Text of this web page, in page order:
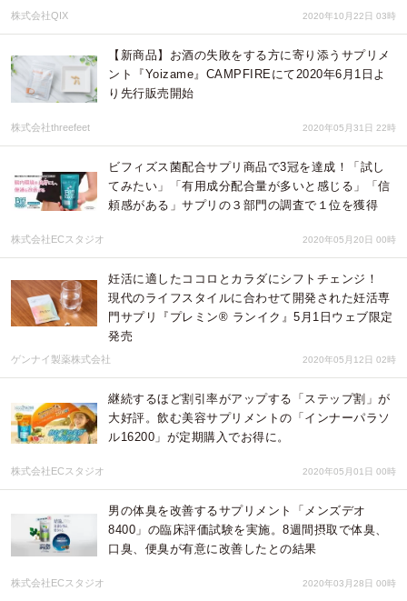
株式会社QIX 2020年10月22日 03時
【新商品】お酒の失敗をする方に寄り添うサプリメ
ント『Yoizame』CAMPFIREにて2020年6月1日よ
り先行販売開始
株式会社threefeet 2020年05月31日 22時
ビフィズス菌配合サプリ商品で3冠を達成！「試し
てみたい」「有用成分配合量が多いと感じる」「信
頼感がある」サプリの３部門の調査で１位を獲得
株式会社ECスタジオ 2020年05月20日 00時
妊活に適したココロとカラダにシフトチェンジ！
現代のライフスタイルに合わせて開発された妊活専
門サプリ『プレミン® ランイク』5月1日ウェブ限定
発売
ゲンナイ製薬株式会社 2020年05月12日 02時
継続するほど割引率がアップする「ステップ割」が
大好評。飲む美容サプリメントの「インナーパラソ
ル16200」が定期購入でお得に。
株式会社ECスタジオ 2020年05月01日 00時
男の体臭を改善するサプリメント「メンズデオ
8400」の臨床評価試験を実施。8週間摂取で体臭、
口臭、便臭が有意に改善したとの結果
株式会社ECスタジオ 2020年03月28日 00時